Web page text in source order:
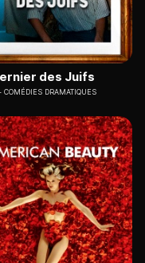
des Juifs
COMÉDIES DRAMATIQUES